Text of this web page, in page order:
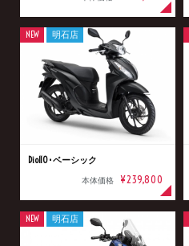
Dio110･ベーシック
本体価格 ¥239,800
NEW 明石店
NEW 明石店